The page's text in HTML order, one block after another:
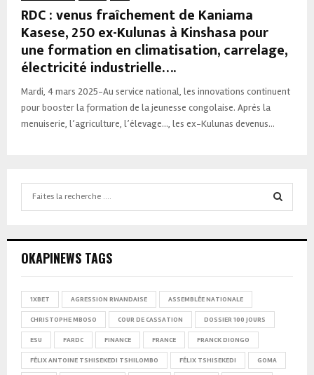
RDC : venus fraîchement de Kaniama
Kasese, 250 ex-Kulunas à Kinshasa pour
une formation en climatisation, carrelage,
électricité industrielle….
Mardi, 4 mars 2025-Au service national, les innovations continuent
pour booster la formation de la jeunesse congolaise. Après la
menuiserie, l’agriculture, l’élevage…, les ex-Kulunas devenus...
OKAPINEWS TAGS
1XBET AGRESSION RWANDAISE ASSEMBLÉE NATIONALE
CHRISTOPHE MBOSO COUR DE CASSATION DOSSIER 100 JOURS
ESU FARDC FINANCE FRANCE FRANCK DIONGO
FÉLIX ANTOINE TSHISEKEDI TSHILOMBO FÉLIX TSHISEKEDI GOMA